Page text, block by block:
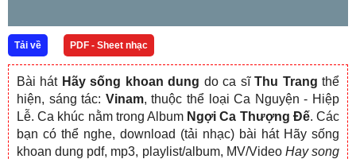
Tải về PDF - Sheet nhạc
Bài hát Hãy sống khoan dung do ca sĩThu Trang thể
hiện, sáng tác: Vinam, thuộc thể loại Ca Nguyện - Hiệp
Lễ. Ca khúc nằm trong Album Ngợi Ca Thượng Đế. Các
bạn có thể nghe, download (tải nhạc) bài hát Hãy sống
khoan dung pdf, mp3, playlist/album, MV/Video Hay song